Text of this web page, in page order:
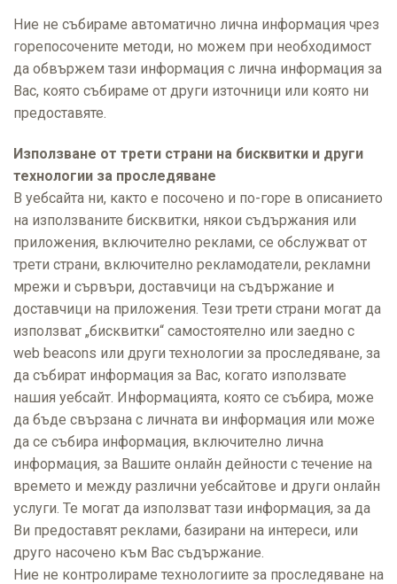
Ние не събираме автоматично лична информация чрез
горепосочените методи, но можем при необходимост
да обвържем тази информация с лична информация за
Вас, която събираме от други източници или която ни
предоставяте.
Използване от трети страни на бисквитки и други
технологии за проследяване
В уебсайта ни, както е посочено и по-горе в описанието
на използваните бисквитки, някои съдържания или
приложения, включително реклами, се обслужват от
трети страни, включително рекламодатели, рекламни
мрежи и сървъри, доставчици на съдържание и
доставчици на приложения. Тези трети страни могат да
използват „бисквитки“ самостоятелно или заедно с
web beacons или други технологии за проследяване, за
да събират информация за Вас, когато използвате
нашия уебсайт. Информацията, която се събира, може
да бъде свързана с личната ви информация или може
да се събира информация, включително лична
информация, за Вашите онлайн дейности с течение на
времето и между различни уебсайтове и други онлайн
услуги. Те могат да използват тази информация, за да
Ви предоставят реклами, базирани на интереси, или
друго насочено към Вас съдържание.
Ние не контролираме технологиите за проследяване на